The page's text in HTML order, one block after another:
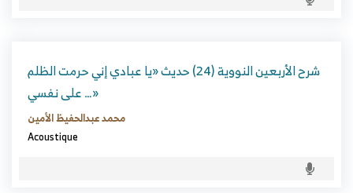
شرح الأربعين النووية (24) حديث «يا عبادي إني حرمت الظلم
على نفسي …»
محمد عبدالحفيظ الأمين
Acoustique